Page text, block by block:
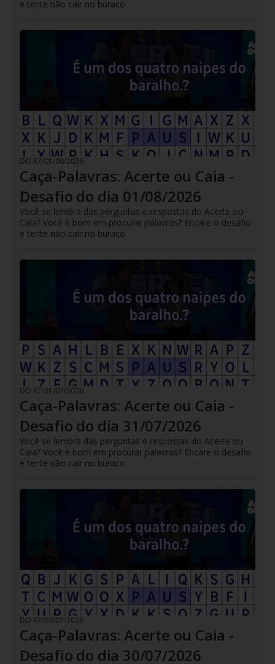
e tente não cair no buraco
DO R7/01/08/2026
Caça-Palavras: Acerte ou Caia -
Desafio do dia 01/08/2026
Você se lembra das perguntas e respostas do Acerte ou
Caia? Você é bom em procurar palavras? Encare o desafio
e tente não cair no buraco
DO R7/31/07/2026
Caça-Palavras: Acerte ou Caia -
Desafio do dia 31/07/2026
Você se lembra das perguntas e respostas do Acerte ou
Caia? Você é bom em procurar palavras? Encare o desafio
e tente não cair no buraco
DO R7/30/07/2026
Caça-Palavras: Acerte ou Caia -
Desafio do dia 30/07/2026